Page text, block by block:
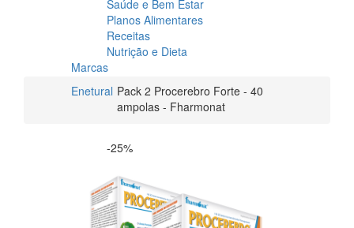
Saúde e Bem Estar
Planos Alimentares
Receitas
Nutrição e Dieta
Marcas
Enetural Pack 2 Procerebro Forte - 40
ampolas - Fharmonat
-25%